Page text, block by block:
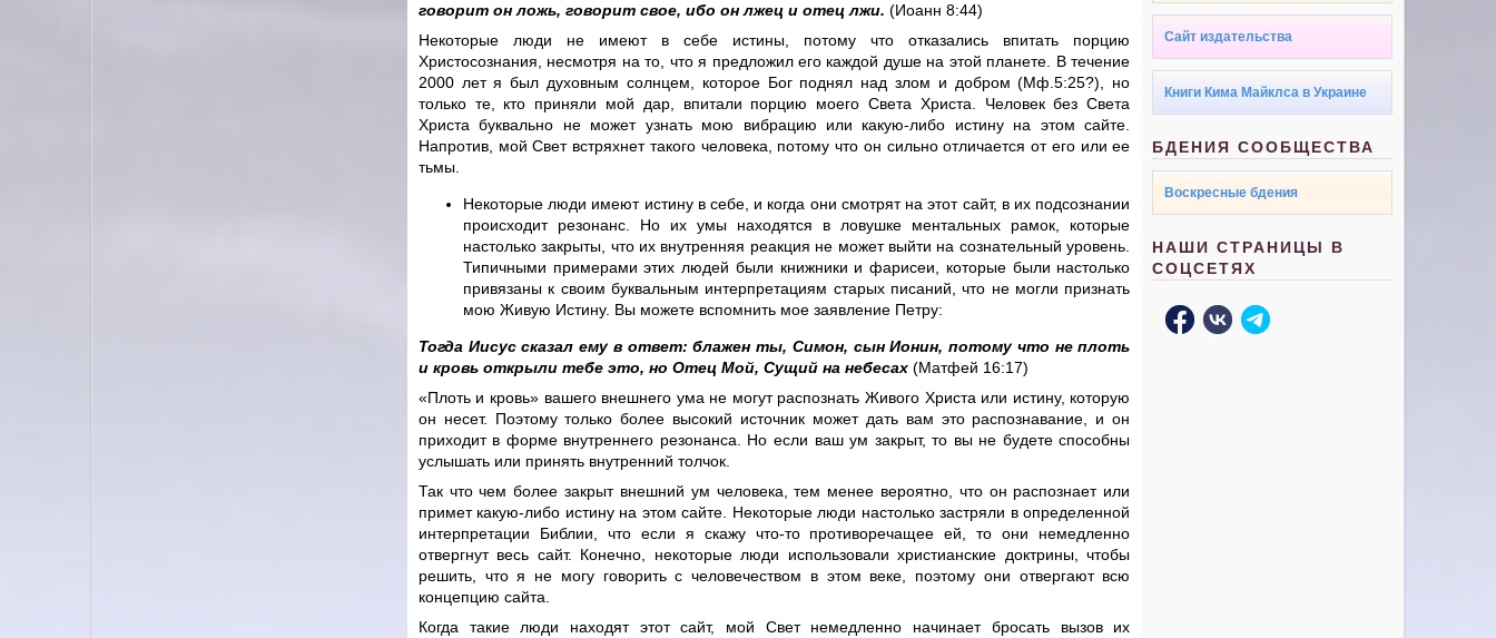
говорит он ложь, говорит свое, ибо он лжец и отец лжи. (Иоанн 8:44)
Некоторые люди не имеют в себе истины, потому что отказались впитать порцию
Христосознания, несмотря на то, что я предложил его каждой душе на этой планете. В течение
2000 лет я был духовным солнцем, которое Бог поднял над злом и добром (Мф.5:25?), но
только те, кто приняли мой дар, впитали порцию моего Света Христа. Человек без Света
Христа буквально не может узнать мою вибрацию или какую-либо истину на этом сайте.
Напротив, мой Свет встряхнет такого человека, потому что он сильно отличается от его или ее
тьмы.
Некоторые люди имеют истину в себе, и когда они смотрят на этот сайт, в их подсознании
происходит резонанс. Но их умы находятся в ловушке ментальных рамок, которые
настолько закрыты, что их внутренняя реакция не может выйти на сознательный уровень.
Типичными примерами этих людей были книжники и фарисеи, которые были настолько
привязаны к своим буквальным интерпретациям старых писаний, что не могли признать
мою Живую Истину. Вы можете вспомнить мое заявление Петру:
Тогда Иисус сказал ему в ответ: блажен ты, Симон, сын Ионин, потому что не плоть
и кровь открыли тебе это, но Отец Мой, Сущий на небесах(Матфей 16:17)
«Плоть и кровь» вашего внешнего ума не могут распознать Живого Христа или истину, которую
он несет. Поэтому только более высокий источник может дать вам это распознавание, и он
приходит в форме внутреннего резонанса. Но если ваш ум закрыт, то вы не будете способны
услышать или принять внутренний толчок.
Так что чем более закрыт внешний ум человека, тем менее вероятно, что он распознает или
примет какую-либо истину на этом сайте. Некоторые люди настолько застряли в определенной
интерпретации Библии, что если я скажу что-то противоречащее ей, то они немедленно
отвергнут весь сайт. Конечно, некоторые люди использовали христианские доктрины, чтобы
решить, что я не могу говорить с человечеством в этом веке, поэтому они отвергают всю
концепцию сайта.
Когда такие люди находят этот сайт, мой Свет немедленно начинает бросать вызов их
Сайт издательства
Книги Кима Майклса в Украине
БДЕНИЯ СООБЩЕСТВА
Воскресные бдения
НАШИ СТРАНИЦЫ В
СОЦСЕТЯХ